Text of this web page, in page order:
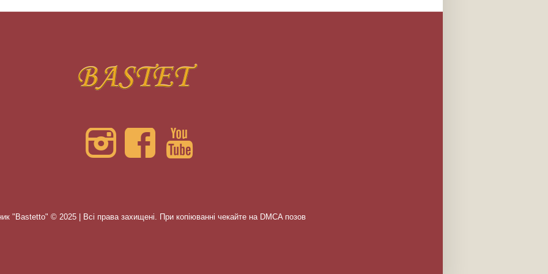
"Bastetto" © 2025 | Всі права захищені. При копіюванні чекайте на DMCA позов